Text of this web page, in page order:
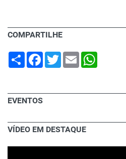
COMPARTILHE
Share Facebook
TwitterEmail
EVENTOS
VÍDEO EM DESTAQUE